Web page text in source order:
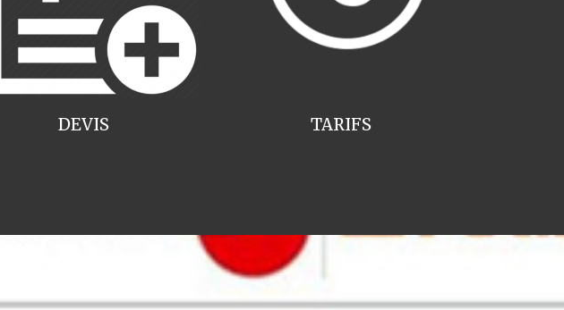
TARIFS
DEVIS